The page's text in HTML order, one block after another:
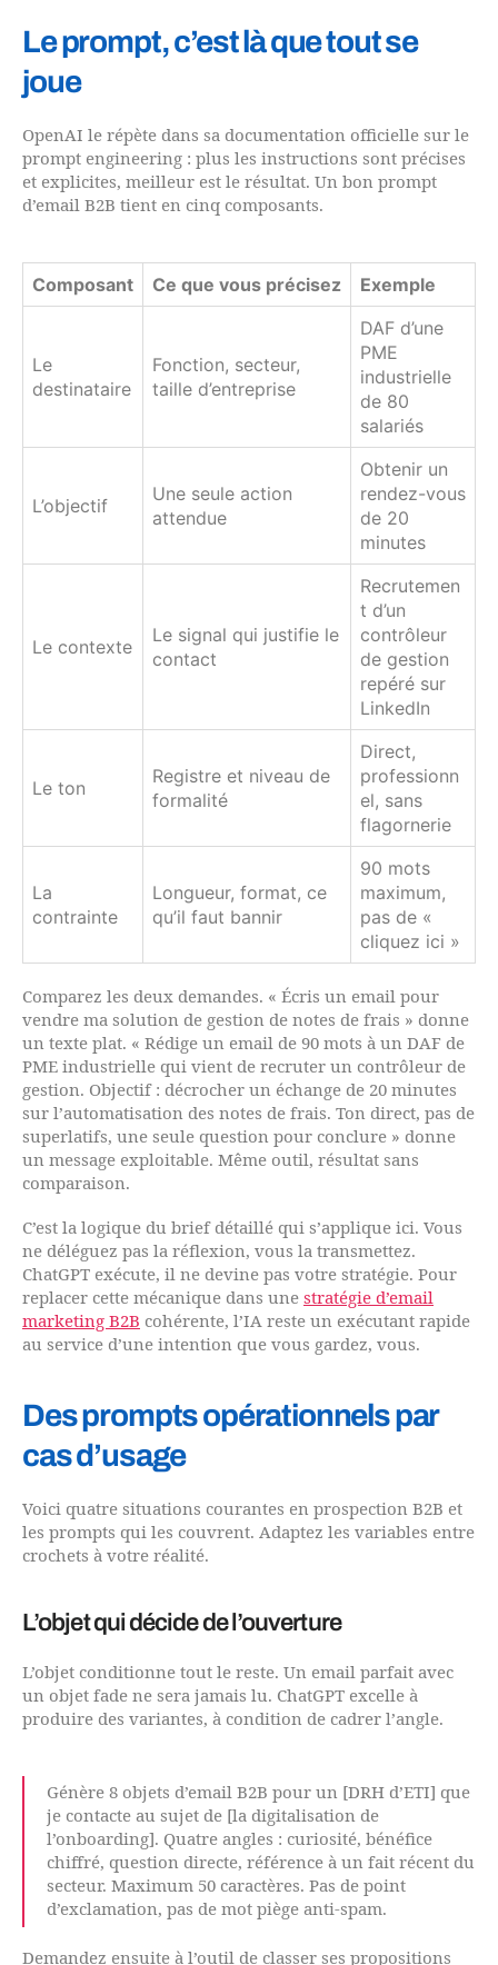
Le prompt, c’est là que tout se
joue
OpenAI le répète dans sa documentation officielle sur le
prompt engineering : plus les instructions sont précises
et explicites, meilleur est le résultat. Un bon prompt
d’email B2B tient en cinq composants.
Composant Ce que vous précisez Exemple
Le
destinataire
Fonction, secteur,
taille d’entreprise
DAF d’une
PME
industrielle
de 80
salariés
L’objectif
Une seule action
attendue
Obtenir un
rendez-vous
de 20
minutes
Le contexte
Le signal qui justifie le
contact
Recrutemen
t d’un
contrôleur
de gestion
repéré sur
LinkedIn
Le ton
Registre et niveau de
formalité
Direct,
professionn
el, sans
flagornerie
La
contrainte
Longueur, format, ce
qu’il faut bannir
90 mots
maximum,
pas de «
cliquez ici »
Comparez les deux demandes. « Écris un email pour
vendre ma solution de gestion de notes de frais » donne
un texte plat. « Rédige un email de 90 mots à un DAF de
PME industrielle qui vient de recruter un contrôleur de
gestion. Objectif : décrocher un échange de 20 minutes
sur l’automatisation des notes de frais. Ton direct, pas de
superlatifs, une seule question pour conclure » donne
un message exploitable. Même outil, résultat sans
comparaison.
C’est la logique du brief détaillé qui s’applique ici. Vous
ne déléguez pas la réflexion, vous la transmettez.
ChatGPT exécute, il ne devine pas votre stratégie. Pour
replacer cette mécanique dans une stratégie d’email
marketing B2B cohérente, l’IA reste un exécutant rapide
au service d’une intention que vous gardez, vous.
Des prompts opérationnels par
cas d’usage
Voici quatre situations courantes en prospection B2B et
les prompts qui les couvrent. Adaptez les variables entre
crochets à votre réalité.
L’objet qui décide de l’ouverture
L’objet conditionne tout le reste. Un email parfait avec
un objet fade ne sera jamais lu. ChatGPT excelle à
produire des variantes, à condition de cadrer l’angle.
Génère 8 objets d’email B2B pour un [DRH d’ETI] que
je contacte au sujet de [la digitalisation de
l’onboarding]. Quatre angles : curiosité, bénéfice
chiffré, question directe, référence à un fait récent du
secteur. Maximum 50 caractères. Pas de point
d’exclamation, pas de mot piège anti-spam.
Demandez ensuite à l’outil de classer ses propositions